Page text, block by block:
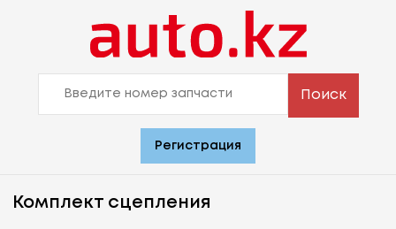
Поиск
Регистрация
Комплект сцепления